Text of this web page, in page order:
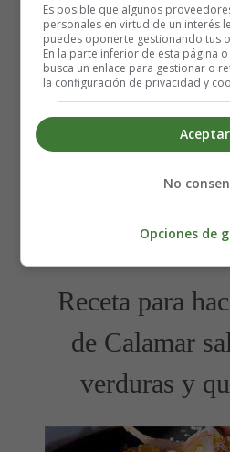
Leer más: Receta para
con
Tallarines de
salteados con
Receta para
de Calamar
verduras y
Es posible que algunos
personales en virtud de un interés
puedes oponerte gestionando tus
En la parte inferior de esta página
busca un enlace para gestionar o
la configuración de privacidad y
Aceptar
No
Opciones de